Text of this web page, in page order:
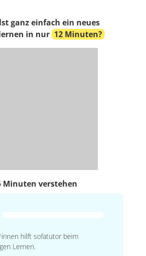
ganz einfach ein neues
in nur 12 Minuten?
Minuten verstehen
hilft sofatutor beim
Lernen.